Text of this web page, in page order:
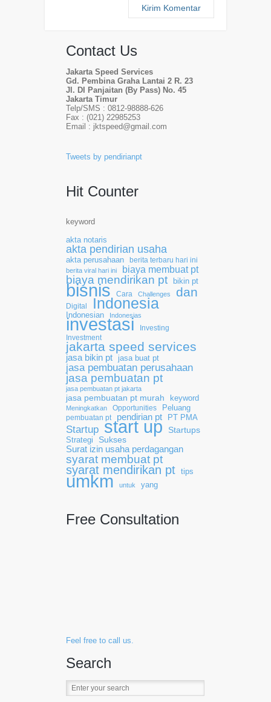
Contact Us
Jakarta Speed Services
Gd. Pembina Graha Lantai 2 R. 23
Jl. DI Panjaitan (By Pass) No. 45
Jakarta Timur
Telp/SMS : 0812-98888-626
Fax : (021) 22985253
Email : jktspeed@gmail.com
Tweets by pendirianpt
Hit Counter
keyword
akta notaris
akta pendirian usaha
akta perusahaan berita terbaru hari ini
berita viral hari ini biaya membuat pt
biaya mendirikan pt bikin pt
bisnis Cara Challenges dan
Digital Indonesia
Indonesian Indonesias
investasi
Investing
Investment
jakarta speed services
jasa bikin pt jasa buat pt
jasa pembuatan perusahaan
jasa pembuatan pt
jasa pembuatan pt jakarta
jasa pembuatan pt murah keyword
Meningkatkan Opportunities Peluang
pembuatan pt pendirian pt PT PMA
Startup start up Startups
Strategi
Sukses
Surat izin usaha perdagangan
syarat membuat pt
syarat mendirikan pt tips
umkm untuk yang
Free Consultation
Feel free to call us.
Search